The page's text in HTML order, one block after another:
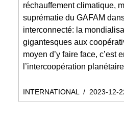
réchauffement climatique,
suprématie du GAFAM
interconnecté: la
gigantesques aux
moyen d’y faire face, c’est
l’intercoopération
INTERNATIONAL / 2023-12-